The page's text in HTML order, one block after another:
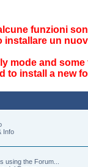
funzioni
installare un
mode and
to install a new
Info
using the Forum...